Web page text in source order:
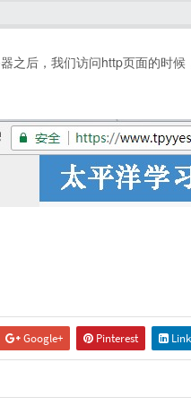
之后，我们访问http页面的时
Google+ Pinterest